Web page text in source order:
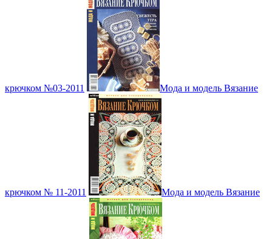
крючком №03-2011 Мода и модель Вязание
крючком № 11-2011 Мода и модель Вязание